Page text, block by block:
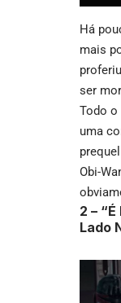
Há
mais
ser
Todo
uma
Obi-
2 –
Lado